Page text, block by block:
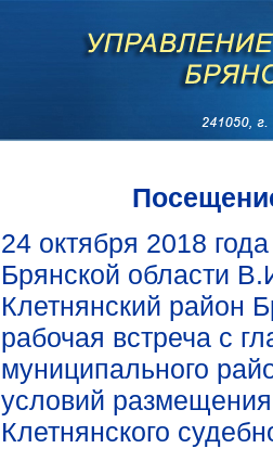
24 октября 2018
Брянской области
Клетнянский район
рабочая встреча с
муниципального
условий
Клетнянского